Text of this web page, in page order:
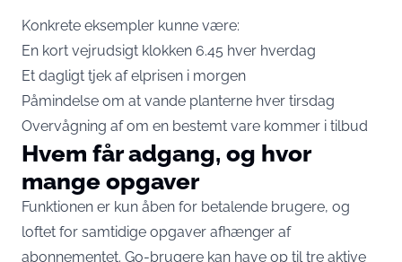
Konkrete eksempler kunne være:
En kort vejrudsigt klokken 6.45 hver hverdag
Et dagligt tjek af elprisen i morgen
Påmindelse om at vande planterne hver tirsdag
Overvågning af om en bestemt vare kommer i tilbud
Hvem får adgang, og hvor
mange opgaver
Funktionen er kun åben for betalende brugere, og
loftet for samtidige opgaver afhænger af
abonnementet. Go-brugere kan have op til tre aktive